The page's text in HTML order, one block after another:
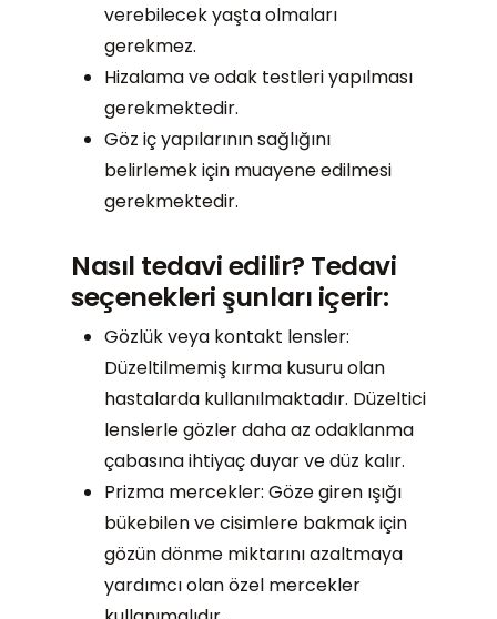
verebilecek yaşta olmaları
gerekmez.
Hizalama ve odak testleri yapılması
gerekmektedir.
Göz iç yapılarının sağlığını
belirlemek için muayene edilmesi
gerekmektedir.
Nasıl tedavi edilir? Tedavi
seçenekleri şunları içerir:
Gözlük veya kontakt lensler:
Düzeltilmemiş kırma kusuru olan
hastalarda kullanılmaktadır. Düzeltici
lenslerle gözler daha az odaklanma
çabasına ihtiyaç duyar ve düz kalır.
Prizma mercekler: Göze giren ışığı
bükebilen ve cisimlere bakmak için
gözün dönme miktarını azaltmaya
yardımcı olan özel mercekler